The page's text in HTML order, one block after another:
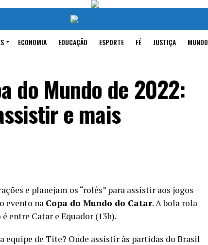
ECONOMIA EDUCAÇÃO ESPORTE FÉ JUSTIÇA MUNDO
do Mundo de 2022:
e mais
e planejam os “rolês” para assistir aos jogos
evento na Copa do Mundo do Catar. A bola rola
entre Catar e Equador (13h).
equipe de Tite? Onde assistir às partidas do Brasil